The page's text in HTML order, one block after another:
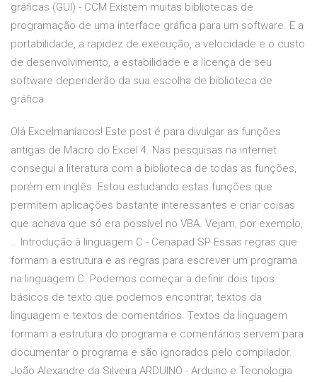
gráficas (GUI) - CCM Existem muitas bibliotecas de
programação de uma interface gráfica para um software. E a
portabilidade, a rapidez de execução, a velocidade e o custo
de desenvolvimento, a estabilidade e a licença de seu
software dependerão da sua escolha de biblioteca de
gráfica.
Olá Excelmaníacos! Este post é para divulgar as funções
antigas de Macro do Excel 4. Nas pesquisas na internet
consegui a literatura com a biblioteca de todas as funções,
porém em inglês. Estou estudando estas funções que
permitem aplicações bastante interessantes e criar coisas
que achava que só era possível no VBA. Vejam, por exemplo,
… Introdução à linguagem C - Cenapad SP Essas regras que
formam a estrutura e as regras para escrever um programa
na linguagem C. Podemos começar a definir dois tipos
básicos de texto que podemos encontrar, textos da
linguagem e textos de comentários. Textos da linguagem
formam a estrutura do programa e comentários servem para
documentar o programa e são ignorados pelo compilador.
João Alexandre da Silveira ARDUINO - Arduino e Tecnologia